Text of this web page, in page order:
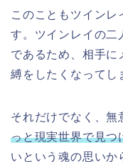
このこともツインレ
す。ツインレイの二
であるため、相手に
縛をしたくなってし
それだけでなく、無
っと現実世界で見つ
いという魂の思いか